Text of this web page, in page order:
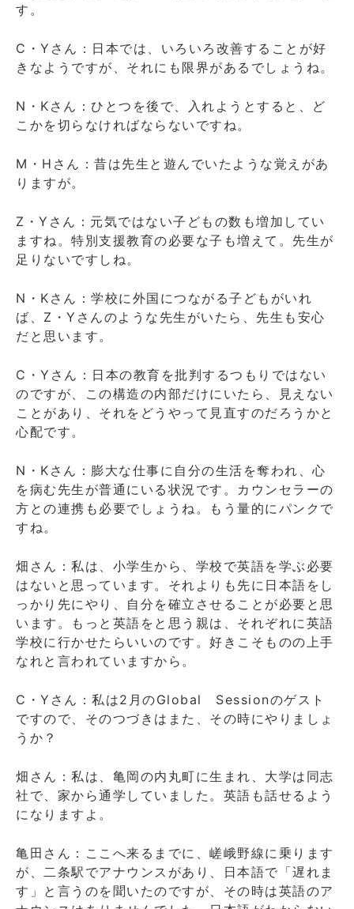
す。
C・Yさん：日本では、いろいろ改善することが好
きなようですが、それにも限界があるでしょうね。
N・Kさん：ひとつを後で、入れようとすると、ど
こかを切らなければならないですね。
M・Hさん：昔は先生と遊んでいたような覚えがあ
りますが。
Z・Yさん：元気ではない子どもの数も増加してい
ますね。特別支援教育の必要な子も増えて。先生が
足りないですしね。
N・Kさん：学校に外国につながる子どもがいれ
ば、Z・Yさんのような先生がいたら、先生も安心
だと思います。
C・Yさん：日本の教育を批判するつもりではない
のですが、この構造の内部だけにいたら、見えない
ことがあり、それをどうやって見直すのだろうかと
心配です。
N・Kさん：膨大な仕事に自分の生活を奪われ、心
を病む先生が普通にいる状況です。カウンセラーの
方との連携も必要でしょうね。もう量的にパンクで
すね。
畑さん：私は、小学生から、学校で英語を学ぶ必要
はないと思っています。それよりも先に日本語をし
っかり先にやり、自分を確立させることが必要と思
います。もっと英語をと思う親は、それぞれに英語
学校に行かせたらいいのです。好きこそものの上手
なれと言われていますから。
C・Yさん：私は2月のGlobal Sessionのゲスト
ですので、そのつづきはまた、その時にやりましょ
うか？
畑さん：私は、亀岡の内丸町に生まれ、大学は同志
社で、家から通学していました。英語も話せるよう
になりますよ。
亀田さん：ここへ来るまでに、嵯峨野線に乗ります
が、二条駅でアナウンスがあり、日本語で「遅れま
す」と言うのを聞いたのですが、その時は英語のア